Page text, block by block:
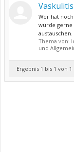
Wer hat
würde gerne
Thema von:
und
Ergebnis 1 bis 1 von 1